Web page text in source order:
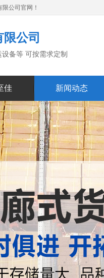
公司官网！
公司
备等 可按需求定制
佳 新闻动态